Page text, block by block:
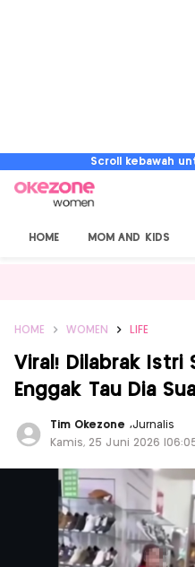
Scroll kebawah
HOME MOM AND KIDS
HOME WOMEN LIFE
Viral! Dilabrak Istri
Enggak Tau Dia
Tim Okezone ,Jurnalis
Kamis, 25 Juni 2026